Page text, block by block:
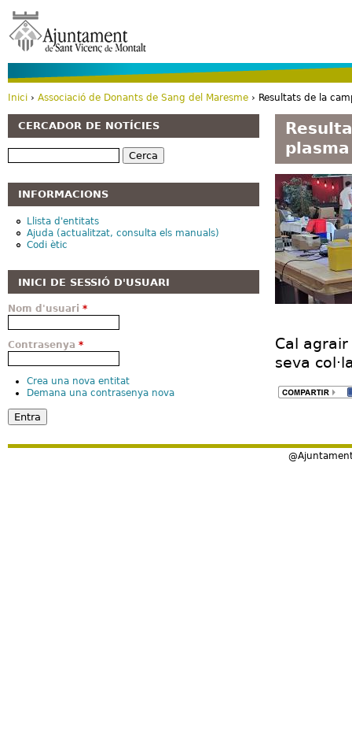
Cal
seva
Esteu aquí
Inici › Associació de Donants de Sang del Maresme › Resultats de la
CERCADOR DE NOTÍCIES
Cerca
INFORMACIONS
Llista d'entitats
Ajuda (actualitzat, consulta els manuals)
Codi ètic
INICI DE SESSIÓ D'USUARI
Nom d'usuari *
Contrasenya *
Crea una nova entitat
Demana una contrasenya nova